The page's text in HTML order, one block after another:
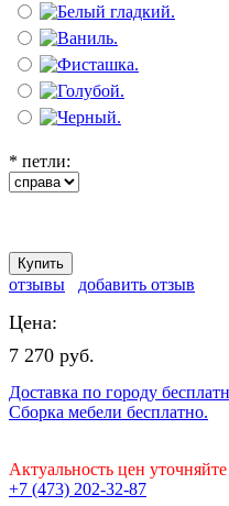
* петли:
отзывы добавить отзыв
Цена:
7 270 руб.
Доставка по городу
Сборка мебели бесплатно.
Актуальность цен
+7 (473) 202-32-87